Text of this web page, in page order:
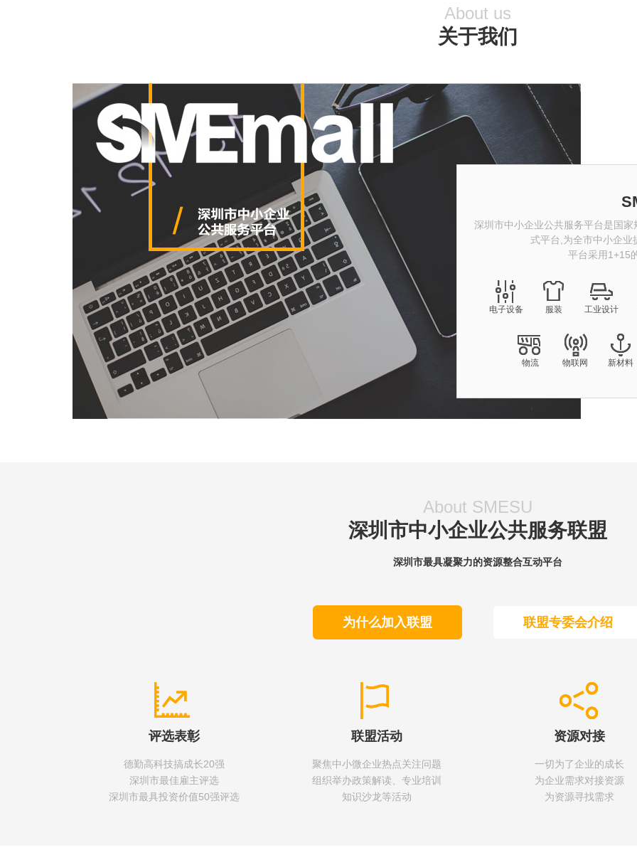
About us
关于我们
深圳市中小企业公共服务平台是国
式平台,为全市中小企业
平台采用1+15
电子设备 服装 工业设计
物流 物联网 新材料
About SMESU
深圳市中小企业公共服务联盟
深圳市最具凝聚力的资源整合互动平台
为什么加入联盟 联盟专委会介绍
评选表彰
德勤高科技搞成长20强
深圳市最佳雇主评选
深圳市最具投资价值50强评选
联盟活动
聚焦中小微企业热点关注问题
组织举办政策解读、专业培训
知识沙龙等活动
资源对接
一切为了企业的成长
为企业需求对接资源
为资源寻找需求